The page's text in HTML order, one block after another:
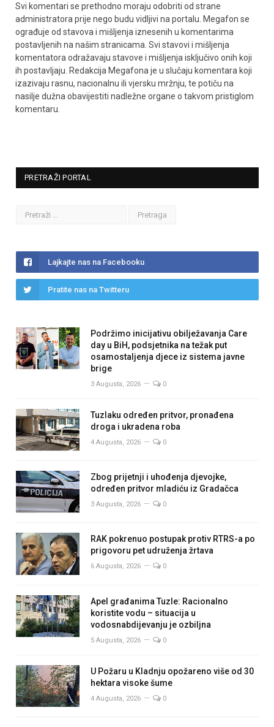
Svi komentari se prethodno moraju odobriti od strane
administratora prije nego budu vidljivi na portalu. Megafon se
ograđuje od stavova i mišljenja iznesenih u komentarima
postavljenih na našim stranicama. Svi stavovi i mišljenja
komentatora odražavaju stavove i mišljenja isključivo onih koji
ih postavljaju. Redakcija Megafona je u slučaju komentara koji
izazivaju rasnu, nacionalnu ili vjersku mržnju, te potiču na
nasilje dužna obavijestiti nadležne organe o takvom pristiglom
komentaru.
PRETRAŽI PORTAL
Lajkajte nas na Facebooku
Pratite nas na Twitteru
Podržimo inicijativu obilježavanja Care
day u BiH, podsjetnika na težak put
osamostaljenja djece iz sistema javne
brige
3 Augusta, 2026 0
Tuzlaku određen pritvor, pronađena
droga i ukradena roba
4 Augusta, 2026 0
Zbog prijetnji i uhođenja djevojke,
određen pritvor mladiću iz Gradačca
3 Augusta, 2026 0
RAK pokrenuo postupak protiv RTRS-a po
prigovoru pet udruženja žrtava
6 Augusta, 2026 0
Apel građanima Tuzle: Racionalno
koristite vodu – situacija u
vodosnabdijevanju je ozbiljna
5 Augusta, 2026 0
U Požaru u Kladnju opožareno više od 30
hektara visoke šume
4 Augusta, 2026 0